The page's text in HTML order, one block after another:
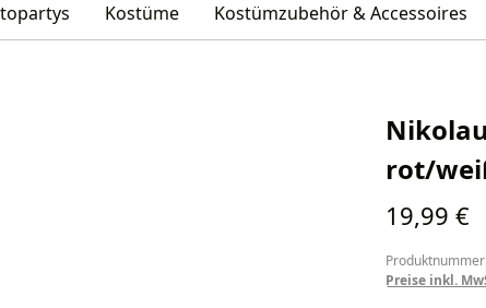
Kostüme Kostümzubehör & Accessoires
rot/
Regulärer
19,99 €
Preise inkl.